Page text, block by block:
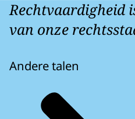
Rechtvaardigheid
van onze
Andere talen